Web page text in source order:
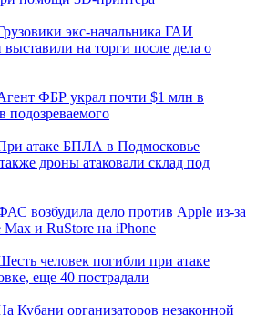
экс-начальника ГАИ
выставили на торги после дела о
ФБР украл почти $1 млн в
подозреваемого
атаке БПЛА в Подмосковье
дроны атаковали склад под
возбудила дело против Apple из-за
Max и RuStore на iPhone
человек погибли при атаке
еще 40 пострадали
Кубани организаторов незаконной